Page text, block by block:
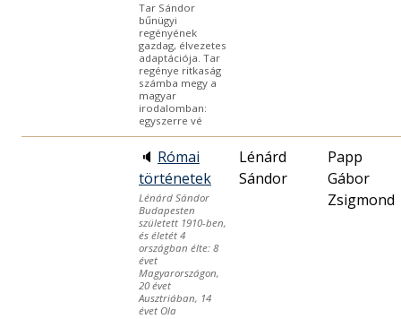
Tar Sándor
bűnügyi
regényének
gazdag, élvezetes
adaptációja. Tar
regénye ritkaság
számba megy a
magyar
irodalomban:
egyszerre vé
🔈 Római
történetek
Lénárd Sándor
Budapesten
született 1910-ben,
és életét 4
országban élte: 8
évet
Magyarországon,
20 évet
Ausztriában, 14
évet Ola
Lénárd
Sándor
Papp
Gábor
Zsigmond